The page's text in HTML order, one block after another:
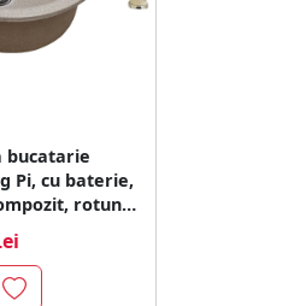
bucatarie
Pi, cu baterie,
rotund,